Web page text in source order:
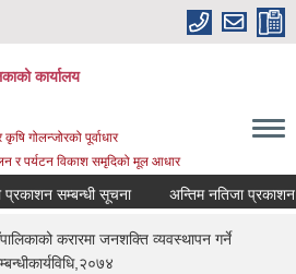
कार्यालय
गोलन्जोरको पूर्वाधार
र पर्यटन विकाश समृदिको मूल आधार
सम्बन्धी सूचना अन्तिम नतिजा प्रकाशन
करारमा जनशक्ति व्यवस्थापन गर्ने